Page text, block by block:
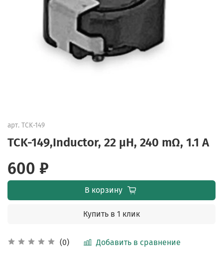
арт. TCK-149
TCK-149,Inductor, 22 µH, 240 mΩ, 1.1 A
(0) Добавить в сравнение
600 ₽
В корзину
Купить в 1 клик